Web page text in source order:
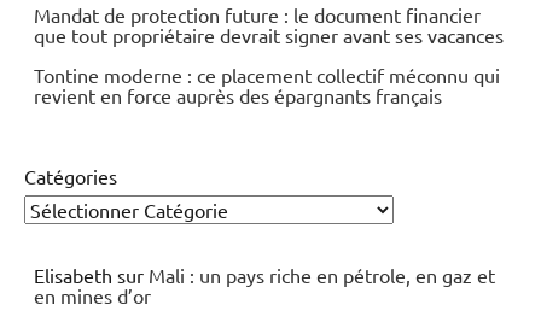
Mandat de protection future : le document financier
que tout propriétaire devrait signer avant ses vacances
Tontine moderne : ce placement collectif méconnu qui
revient en force auprès des épargnants français
Catégories
Elisabeth sur Mali : un pays riche en pétrole, en gaz et
en mines d’or